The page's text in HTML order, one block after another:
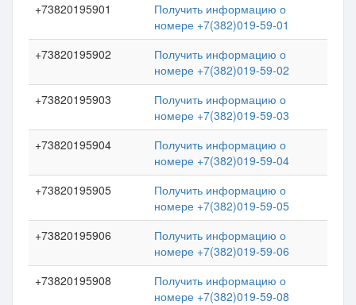
+73820195901
Получить информацию о
номере +7(382)019-59-01
+73820195902
Получить информацию о
номере +7(382)019-59-02
+73820195903
Получить информацию о
номере +7(382)019-59-03
+73820195904
Получить информацию о
номере +7(382)019-59-04
+73820195905
Получить информацию о
номере +7(382)019-59-05
+73820195906
Получить информацию о
номере +7(382)019-59-06
+73820195908
Получить информацию о
номере +7(382)019-59-08